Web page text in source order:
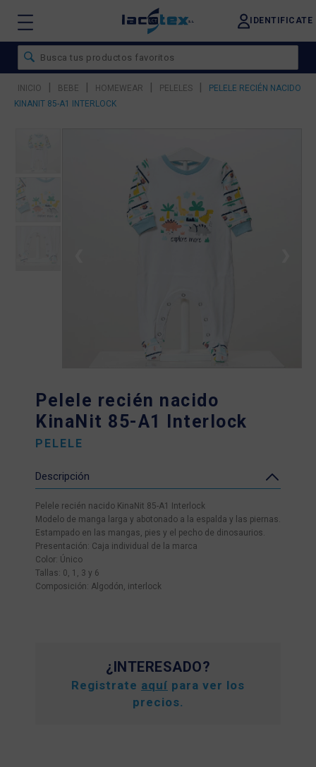
IDENTIFICATE
INICIO | BEBE | HOMEWEAR | PELELES |
PELELE RECIÉN NACIDO
KINANIT 85-A1 INTERLOCK
Pelele recién nacido
KinaNit 85-A1 Interlock
PELELE
Descripción
Pelele recién nacido KinaNit 85-A1 Interlock
Modelo de manga larga y abotonado a la espalda y las piernas.
Estampado en las mangas, pies y el pecho de dinosaurios.
Presentación: Caja individual de la marca
Color: Único
Tallas: 0, 1, 3 y 6
Composición: Algodón, interlock
¿INTERESADO?
Registrate aquí para ver los
precios.